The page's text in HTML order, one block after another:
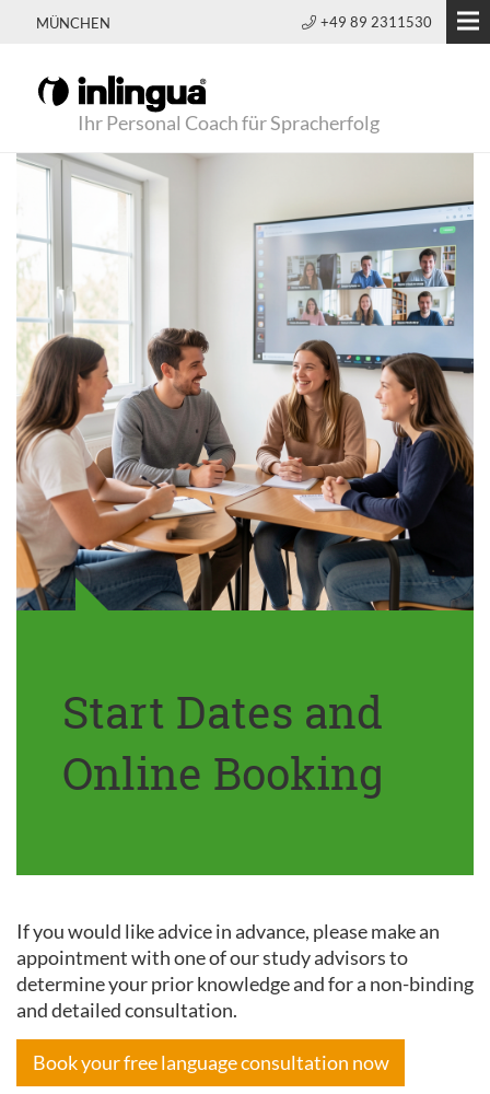
MÜNCHEN +49 89 2311530
Ihr Personal Coach für Spracherfolg
Start Dates and
Online Booking
If you would like advice in advance, please make an
appointment with one of our study advisors to
determine your prior knowledge and for a non-binding
and detailed consultation.
Book your free language consultation now